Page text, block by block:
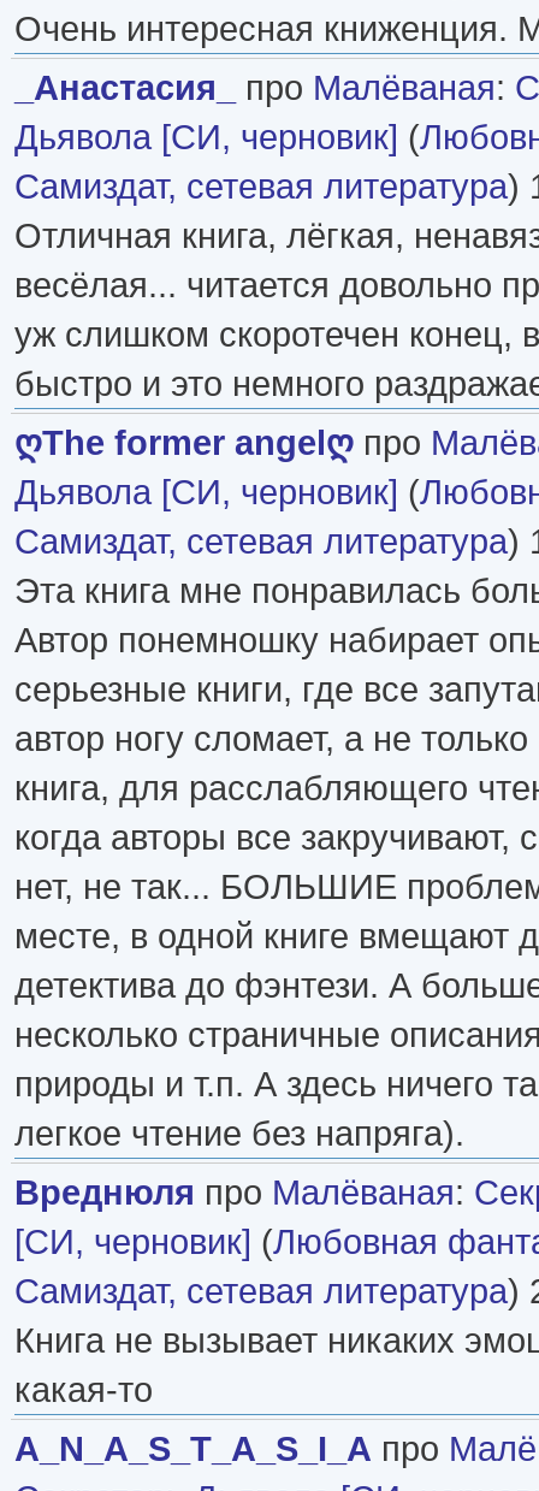
Очень интересная книженция.
_Анастасия_
про Малёваная:
Дьявола [СИ, черновик] (
Самиздат, сетевая литература)
Отличная книга, лёгкая,
весёлая... читается довольно
уж слишком скоротечен конец,
быстро и это немного
ღThe former angelღ про
Дьявола [СИ, черновик] (
Самиздат, сетевая литература)
Эта книга мне понравилась
Автор понемношку набирает
серьезные книги, где все
автор ногу сломает, а не только
книга, для расслабляющего
когда авторы все закручивают,
нет, не так... БОЛЬШИЕ
месте, в одной книге вмещают
детектива до фэнтези. А
несколько страничные
природы и т.п. А здесь ничего
легкое чтение без напряга).
Вреднюля про Малёваная:
[СИ, черновик] (Любовная
Самиздат, сетевая литература)
Книга не вызывает никаких
какая-то
A_N_A_S_T_A_S_I_A про